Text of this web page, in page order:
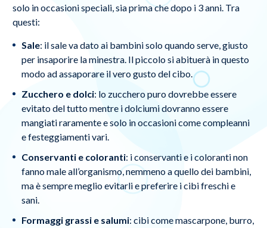
solo in occasioni speciali, sia prima che dopo i 3 anni. Tra
questi:
Sale: il sale va dato ai bambini solo quando serve, giusto
per insaporire la minestra. Il piccolo si abituerà in questo
modo ad assaporare il vero gusto del cibo.
Zucchero e dolci: lo zucchero puro dovrebbe essere
evitato del tutto mentre i dolciumi dovranno essere
mangiati raramente e solo in occasioni come compleanni
e festeggiamenti vari.
Conservanti e coloranti: i conservanti e i coloranti non
fanno male all’organismo, nemmeno a quello dei bambini,
ma è sempre meglio evitarli e preferire i cibi freschi e
sani.
Formaggi grassi e salumi: cibi come mascarpone, burro,